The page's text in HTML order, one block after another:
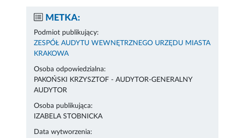
METKA:
Podmiot publikujący:
ZESPÓŁ AUDYTU WEWNĘTRZNEGO URZĘDU MIASTA
KRAKOWA
Osoba odpowiedzialna:
PAKOŃSKI KRZYSZTOF - AUDYTOR-GENERALNY
AUDYTOR
Osoba publikująca:
IZABELA STOBNICKA
Data wytworzenia: